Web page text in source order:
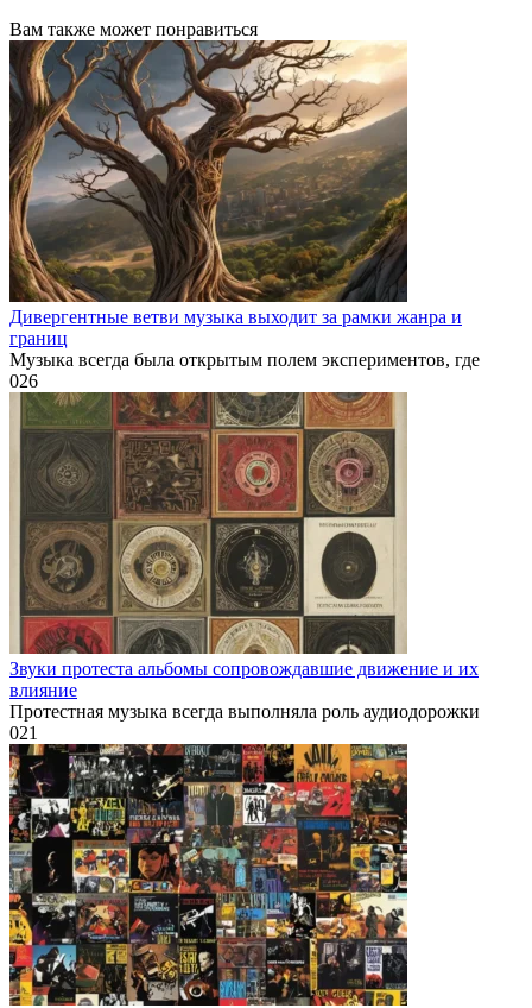
Вам также может понравиться
Дивергентные ветви музыка выходит за рамки жанра и
границ
Музыка всегда была открытым полем экспериментов, где
026
Звуки протеста альбомы сопровождавшие движение и их
влияние
Протестная музыка всегда выполняла роль аудиодорожки
021